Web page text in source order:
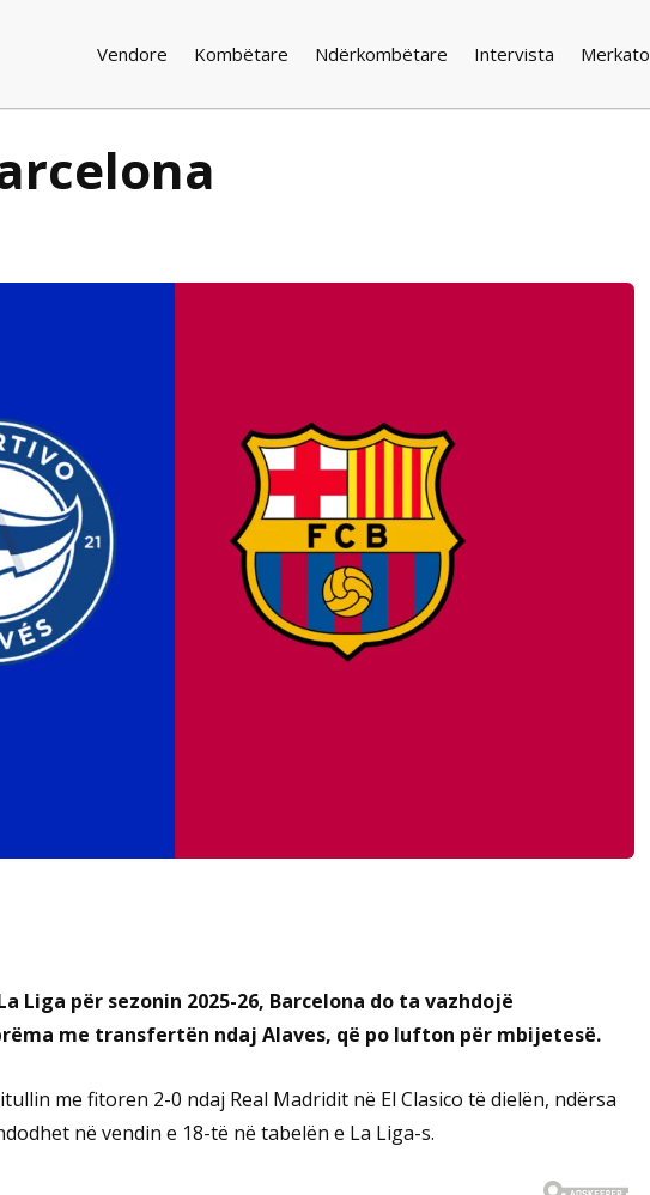
Vendore Kombëtare Ndërkombëtare Intervista Merkato
Liga për sezonin 2025-26, Barcelona do ta vazhdojë
me transfertën ndaj Alaves, që po lufton për mbijetesë.
me fitoren 2-0 ndaj Real Madridit në El Clasico të dielën, ndërsa
në vendin e 18-të në tabelën e La Liga-s.